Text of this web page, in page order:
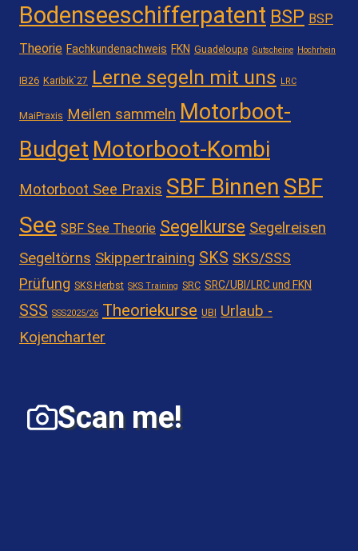
Bodenseeschifferpatent BSP BSP
Theorie Fachkundenachweis FKN Guadeloupe Gutscheine Hochrhein
IB26 Karibik`27 Lerne segeln mit uns LRC
MaiPraxis Meilen sammeln Motorboot-
Budget Motorboot-Kombi
Motorboot See Praxis SBF Binnen SBF
See SBF See Theorie Segelkurse Segelreisen
Segeltörns Skippertraining SKS SKS/SSS
Prüfung SKS Herbst SKS Training SRC SRC/UBI/LRC und FKN
SSS SSS2025/26 Theoriekurse UBI Urlaub -
Kojencharter
Scan me!